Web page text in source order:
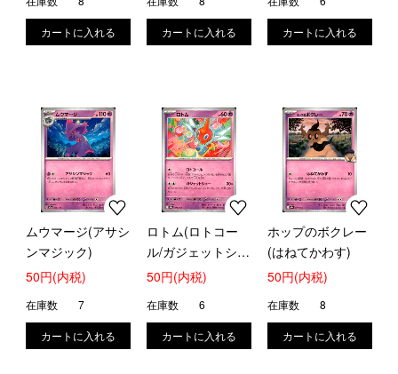
ムウマージ(アサシ
ンマジック)
50円(内税)
在庫数 7
ロトム(ロトコー
ル/ガジェットショ
ー)
50円(内税)
在庫数 6
ホップのボクレー
(はねてかわす)
50円(内税)
在庫数 8